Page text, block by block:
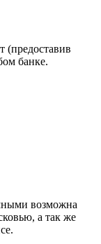
(предоставив
банке.
возможна
а так же